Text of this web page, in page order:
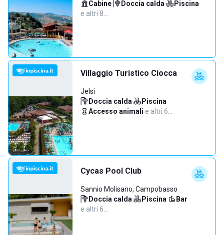
Cabine· Doccia calda· Piscina·
e altri 8…
Villaggio Turistico Ciocca
Jelsi
Doccia calda· Piscina·
Accesso animali·e altri 6…
Cycas Pool Club
Sannio Molisano, Campobasso
Doccia calda· Piscina· Bar·
e altri 6…